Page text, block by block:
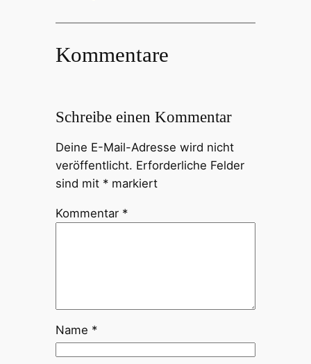
Kommentare
Schreibe einen Kommentar
Deine E-Mail-Adresse wird nicht
veröffentlicht. Erforderliche Felder
sind mit *markiert
Kommentar *
Name *